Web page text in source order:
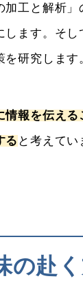
工と解析
ます。そ
研究します
報を伝え
る と考えて
の赴